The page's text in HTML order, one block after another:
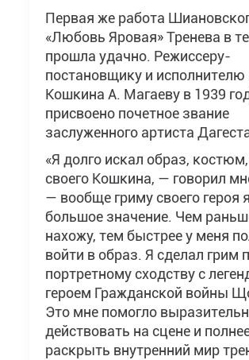
Первая же работа
«Любовь Яровая» Тренева в
прошла удачно. Режиссеру-
постановщику и исполнителю
Кошкина А. Магаеву в 1939
присвоено почетное звание
заслуженного артиста
«Я долго искал образ,
своего Кошкина, — говорил
— вообще гриму своего героя
большое значение. Чем
нахожу, тем быстрее у меня
войти в образ. Я сделал грим
портретному сходству с
героем Гражданской войны
Это мне помогло
действовать на сцене и
раскрыть внутренний мир